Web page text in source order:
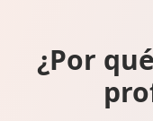
¿Por